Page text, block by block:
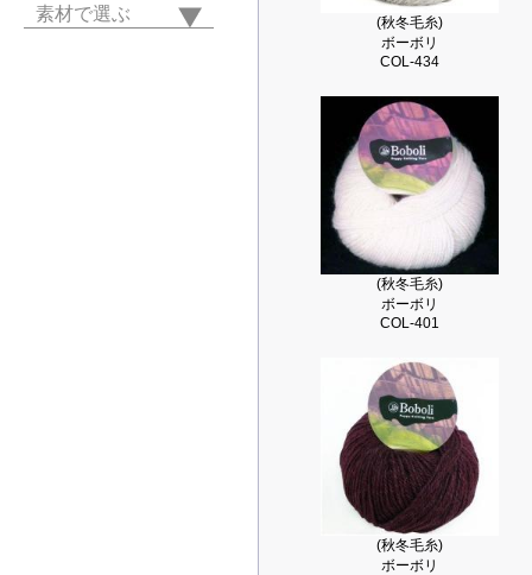
素材で選ぶ
(秋冬毛糸)
ボーボリ
COL-434
(秋冬毛糸)
ボーボリ
COL-401
(秋冬毛糸)
ボーボリ